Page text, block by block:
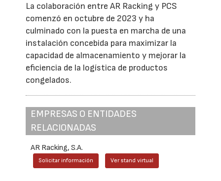
La colaboración entre AR Racking y PCS
comenzó en octubre de 2023 y ha
culminado con la puesta en marcha de una
instalación concebida para maximizar la
capacidad de almacenamiento y mejorar la
eficiencia de la logística de productos
congelados.
EMPRESAS O ENTIDADES
RELACIONADAS
AR Racking, S.A.
Solicitar información Ver stand virtual